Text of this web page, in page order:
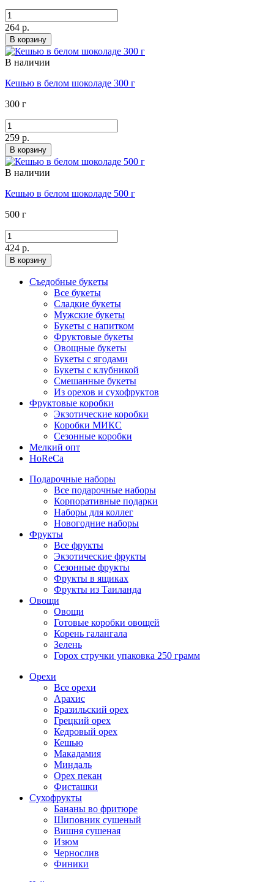
264 р.
В корзину
В наличии
Кешью в белом шоколаде 300 г
300 г
259 р.
В корзину
В наличии
Кешью в белом шоколаде 500 г
500 г
424 р.
В корзину
Съедобные букеты
Все букеты
Сладкие букеты
Мужские букеты
Букеты с напитком
Фруктовые букеты
Овощные букеты
Букеты с ягодами
Букеты с клубникой
Смешанные букеты
Из орехов и сухофруктов
Фруктовые коробки
Экзотические коробки
Коробки МИКС
Сезонные коробки
Мелкий опт
HoReCa
Подарочные наборы
Все подарочные наборы
Корпоративные подарки
Наборы для коллег
Новогодние наборы
Фрукты
Все фрукты
Экзотические фрукты
Сезонные фрукты
Фрукты в ящиках
Фрукты из Таиланда
Овощи
Овощи
Готовые коробки овощей
Корень галангала
Зелень
Горох стручки упаковка 250 грамм
Орехи
Все орехи
Арахис
Бразильский орех
Грецкий орех
Кедровый орех
Кешью
Макадамия
Миндаль
Орех пекан
Фисташки
Сухофрукты
Бананы во фритюре
Шиповник сушеный
Вишня сушеная
Изюм
Чернослив
Финики